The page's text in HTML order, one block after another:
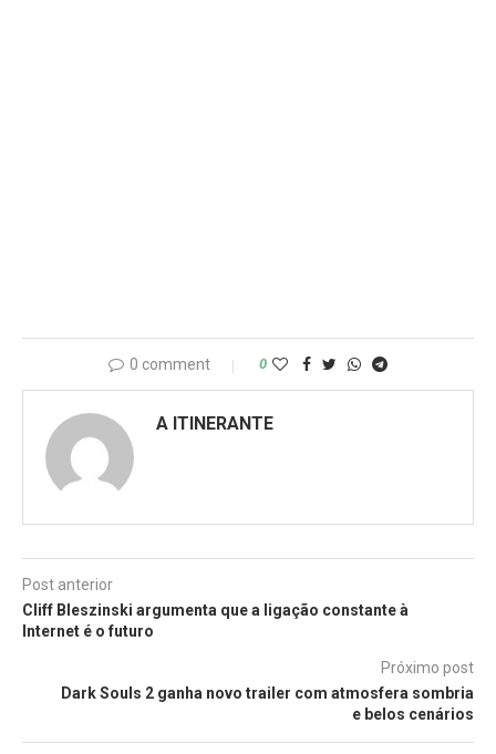
0 comment 0
A ITINERANTE
Post anterior
Cliff Bleszinski argumenta que a ligação constante à
Internet é o futuro
Próximo post
Dark Souls 2 ganha novo trailer com atmosfera sombria
e belos cenários